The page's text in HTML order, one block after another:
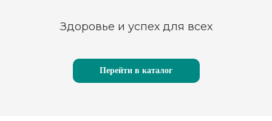
Здоровье и успех для всех
Перейти в каталог